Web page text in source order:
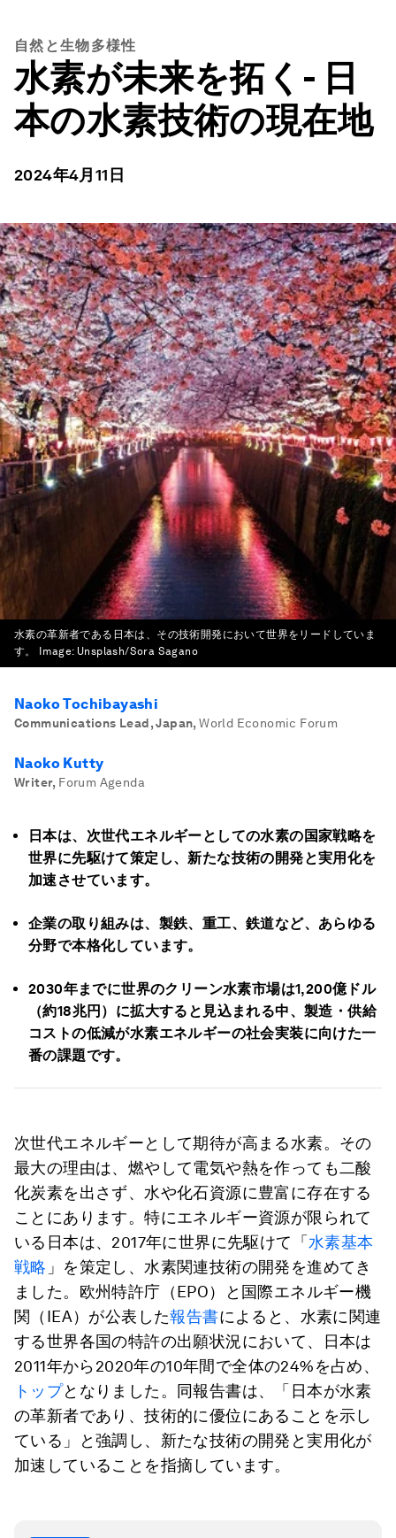
自然と生物多様性
水素が未来を拓く- 日
本の水素技術の現在地
2024年4月11日
水素の革新者である日本は、その技術開発において世界をリードしていま
す。
Image: Unsplash/Sora Sagano
Naoko Tochibayashi
Communications Lead, Japan, World Economic Forum
Naoko Kutty
Writer, Forum Agenda
日本は、次世代エネルギーとしての水素の国家戦略を
世界に先駆けて策定し、新たな技術の開発と実用化を
加速させています。
企業の取り組みは、製鉄、重工、鉄道など、あらゆる
分野で本格化しています。
2030年までに世界のクリーン水素市場は1,200億ドル
（約18兆円）に拡大すると見込まれる中、製造・供給
コストの低減が水素エネルギーの社会実装に向けた一
番の課題です。
次世代エネルギーとして期待が高まる水素。その
最大の理由は、燃やして電気や熱を作っても二酸
化炭素を出さず、水や化石資源に豊富に存在する
ことにあります。特にエネルギー資源が限られて
いる日本は、2017年に世界に先駆けて「 水素基本
戦略 」を策定し、水素関連技術の開発を進めてき
ました。欧州特許庁（EPO）と国際エネルギー機
関（IEA）が公表した報告書によると、水素に関連
する世界各国の特許の出願状況において、日本は
2011年から2020年の10年間で全体の24%を占め、
トップとなりました。同報告書は、「日本が水素
の革新者であり、技術的に優位にあることを示し
ている」と強調し、新たな技術の開発と実用化が
加速していることを指摘しています。